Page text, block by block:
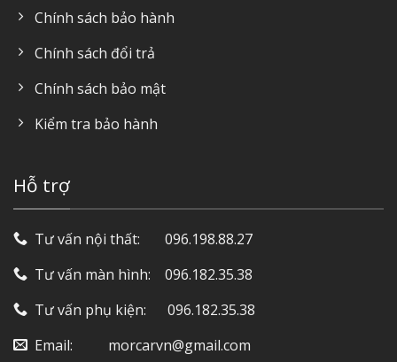
Chính sách bảo hành
Chính sách đổi trả
Chính sách bảo mật
Kiểm tra bảo hành
Hỗ trợ
Tư vấn nội thất: ‎ ‎ ‎ ‎ ‎ ‎ 096.198.88.27
Tư vấn màn hình: ‎ ‎ ‎ 096.182.35.38
Tư vấn phụ kiện: ‎ ‎ ‎ ‎‎ ‎ 096.182.35.38
Email: ‎ ‎ ‎ ‎ ‎ ‎ ‎ ‎ ‎ morcarvn@gmail.com